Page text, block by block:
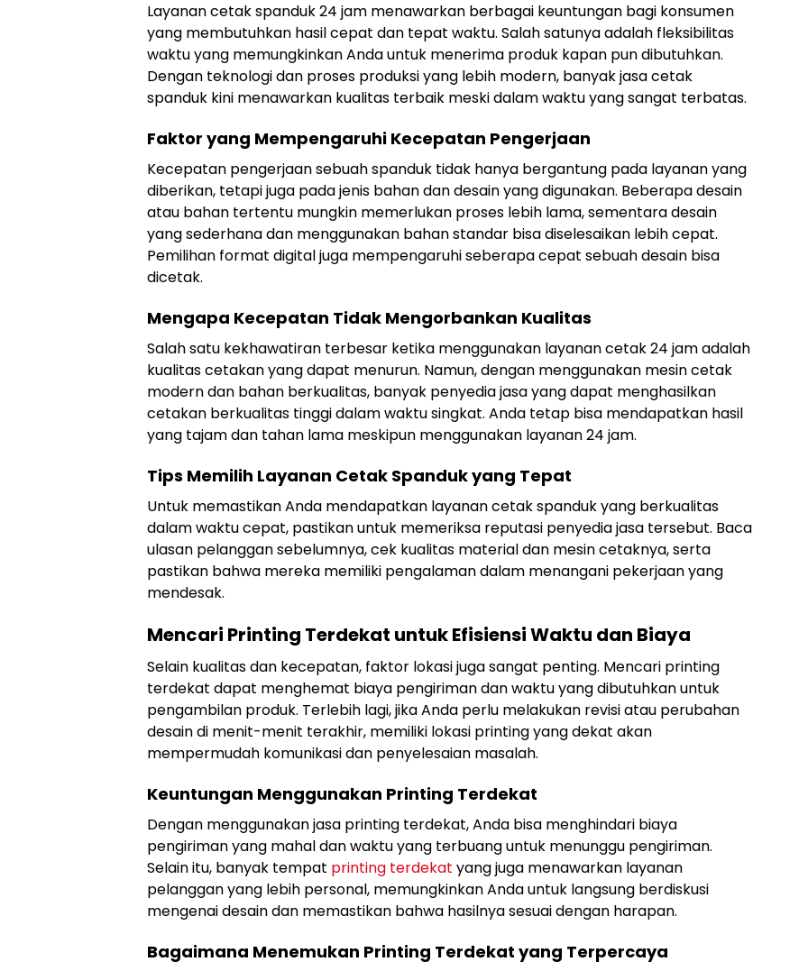
Layanan cetak spanduk 24 jam menawarkan berbagai keuntungan bagi konsumen
yang membutuhkan hasil cepat dan tepat waktu. Salah satunya adalah fleksibilitas
waktu yang memungkinkan Anda untuk menerima produk kapan pun dibutuhkan.
Dengan teknologi dan proses produksi yang lebih modern, banyak jasa cetak
spanduk kini menawarkan kualitas terbaik meski dalam waktu yang sangat terbatas.
Faktor yang Mempengaruhi Kecepatan Pengerjaan
Kecepatan pengerjaan sebuah spanduk tidak hanya bergantung pada layanan yang
diberikan, tetapi juga pada jenis bahan dan desain yang digunakan. Beberapa desain
atau bahan tertentu mungkin memerlukan proses lebih lama, sementara desain
yang sederhana dan menggunakan bahan standar bisa diselesaikan lebih cepat.
Pemilihan format digital juga mempengaruhi seberapa cepat sebuah desain bisa
dicetak.
Mengapa Kecepatan Tidak Mengorbankan Kualitas
Salah satu kekhawatiran terbesar ketika menggunakan layanan cetak 24 jam adalah
kualitas cetakan yang dapat menurun. Namun, dengan menggunakan mesin cetak
modern dan bahan berkualitas, banyak penyedia jasa yang dapat menghasilkan
cetakan berkualitas tinggi dalam waktu singkat. Anda tetap bisa mendapatkan hasil
yang tajam dan tahan lama meskipun menggunakan layanan 24 jam.
Tips Memilih Layanan Cetak Spanduk yang Tepat
Untuk memastikan Anda mendapatkan layanan cetak spanduk yang berkualitas
dalam waktu cepat, pastikan untuk memeriksa reputasi penyedia jasa tersebut. Baca
ulasan pelanggan sebelumnya, cek kualitas material dan mesin cetaknya, serta
pastikan bahwa mereka memiliki pengalaman dalam menangani pekerjaan yang
mendesak.
Mencari Printing Terdekat untuk Efisiensi Waktu dan Biaya
Selain kualitas dan kecepatan, faktor lokasi juga sangat penting. Mencari printing
terdekat dapat menghemat biaya pengiriman dan waktu yang dibutuhkan untuk
pengambilan produk. Terlebih lagi, jika Anda perlu melakukan revisi atau perubahan
desain di menit-menit terakhir, memiliki lokasi printing yang dekat akan
mempermudah komunikasi dan penyelesaian masalah.
Keuntungan Menggunakan Printing Terdekat
Dengan menggunakan jasa printing terdekat, Anda bisa menghindari biaya
pengiriman yang mahal dan waktu yang terbuang untuk menunggu pengiriman.
Selain itu, banyak tempat printing terdekat yang juga menawarkan layanan
pelanggan yang lebih personal, memungkinkan Anda untuk langsung berdiskusi
mengenai desain dan memastikan bahwa hasilnya sesuai dengan harapan.
Bagaimana Menemukan Printing Terdekat yang Terpercaya